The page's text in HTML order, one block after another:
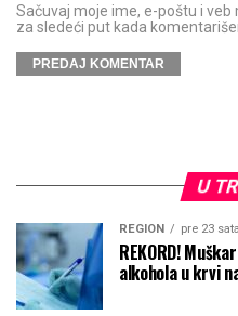
Sačuvaj moje ime, e-poštu i
za sledeći put kada
U
REGION pre 23 sata
REKORD!
alkohola u krvi